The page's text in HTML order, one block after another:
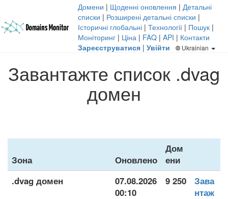
Домени | Щоденні оновлення | Детальні
списки | Розширені детальні списки |
Історичні глобальні | Технології | Пошук |
Моніторинг | Ціна | FAQ | API | Контакти
Зареєструватися | Увійти Ukrainian
Завантажте список .dvag
домен
Зона Оновлено
Дом
ени
.dvag домен
07.08.2026
00:10
9 250
Зава
нтаж